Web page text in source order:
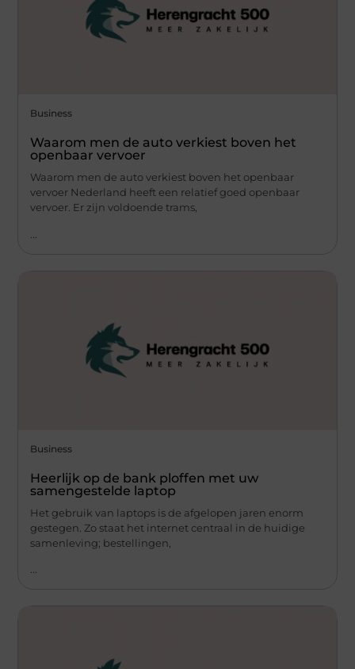
Business
Waarom men de auto verkiest boven het
openbaar vervoer
Waarom men de auto verkiest boven het openbaar
vervoer Nederland heeft een relatief goed openbaar
vervoer. Er zijn voldoende trams,
Business
Heerlijk op de bank ploffen met uw
samengestelde laptop
Het gebruik van laptops is de afgelopen jaren enorm
gestegen. Zo staat het internet centraal in de huidige
samenleving; bestellingen,